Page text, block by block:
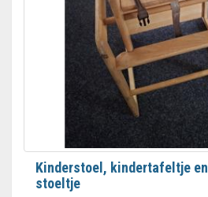
Kinderstoel, kindertafeltje en
stoeltje